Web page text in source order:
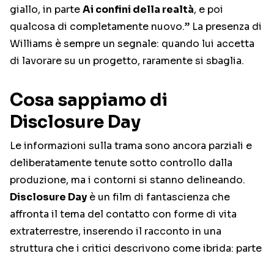
giallo, in parteAi confini della realtà, e poi
qualcosa di completamente nuovo.” La presenza di
Williams è sempre un segnale: quando lui accetta
di lavorare su un progetto, raramente si sbaglia.
Cosa sappiamo di
Disclosure Day
Le informazioni sulla trama sono ancora parziali e
deliberatamente tenute sotto controllo dalla
produzione, ma i contorni si stanno delineando.
Disclosure Day è un film di fantascienza che
affronta il tema del contatto con forme di vita
extraterrestre, inserendo il racconto in una
struttura che i critici descrivono come ibrida: parte